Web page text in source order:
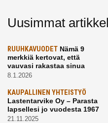
Uusimmat
RUUHKAVUODET Nämä 9
merkkiä kertovat, että
vauvasi rakastaa sinua
8.1.2026
KAUPALLINEN YHTEISTYÖ
Lastentarvike Oy – Parasta
lapsellesi jo vuodesta 1967
21.11.2025